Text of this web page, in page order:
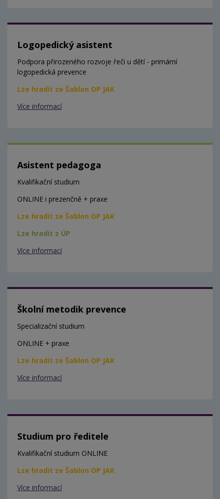
Logopedický asistent
Podpora přirozeného rozvoje řeči u dětí - primární
logopedická prevence
Lze hradit ze Šablon OP JAK
Více informací
Asistent pedagoga
Kvalifikační studium
ONLINE i prezenčně + praxe
Lze hradit ze Šablon OP JAK
Lze hradit z ÚP
Více informací
Školní metodik prevence
Specializační studium
ONLINE + praxe
Lze hradit ze Šablon OP JAK
Více informací
Studium pro ředitele
Kvalifikační studium ONLINE
Lze hradit ze Šablon OP JAK
Více informací